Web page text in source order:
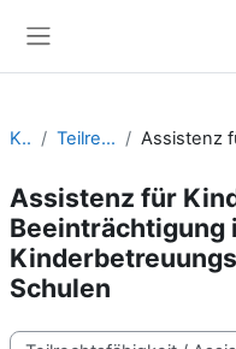
Kurse Teilrechtsfähigkeit
Assistenz für
Beeinträchtigung
Schulen